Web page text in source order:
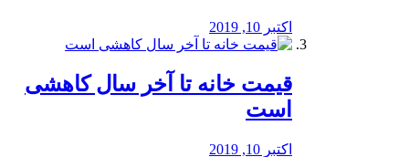
اکتبر 10, 2019
قیمت خانه تا آخر سال کاهشی
است
اکتبر 10, 2019